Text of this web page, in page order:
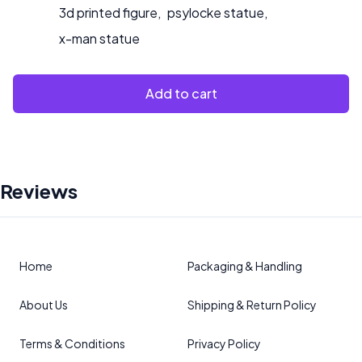
3d printed figure, psylocke statue,
x-man statue
Add to cart
Reviews
Home
About Us
Terms & Conditions
Packaging & Handling
Shipping & Return Policy
Privacy Policy